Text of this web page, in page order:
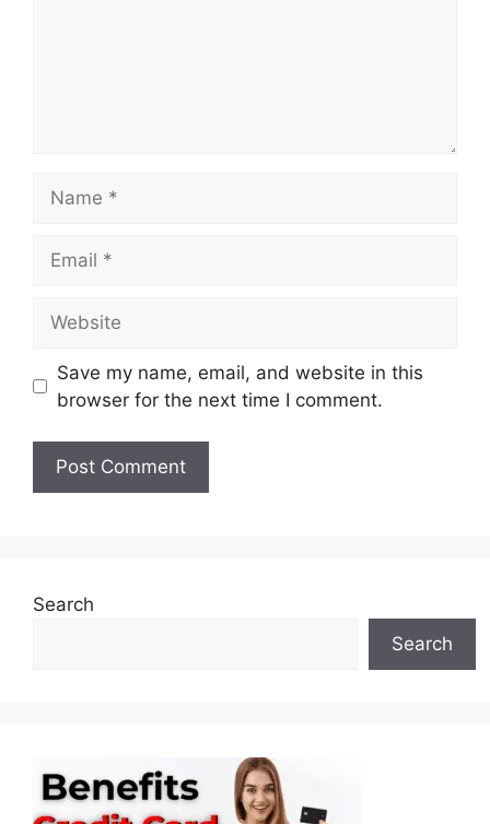
Save my name, email, and website in this
browser for the next time I comment.
Search
Search